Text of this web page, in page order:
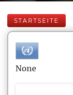
STARTSEITE
None